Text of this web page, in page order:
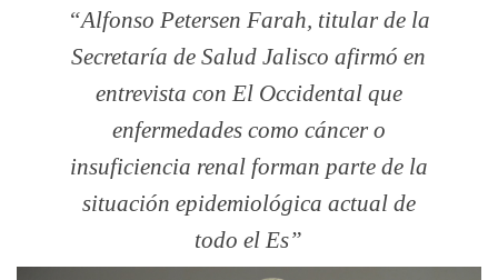
Alfonso Petersen Farah, titular de la
Secretaría de Salud Jalisco afirmó en
entrevista con El Occidental que
enfermedades como cáncer o
insuficiencia renal forman parte de la
situación epidemiológica actual de
todo el Es